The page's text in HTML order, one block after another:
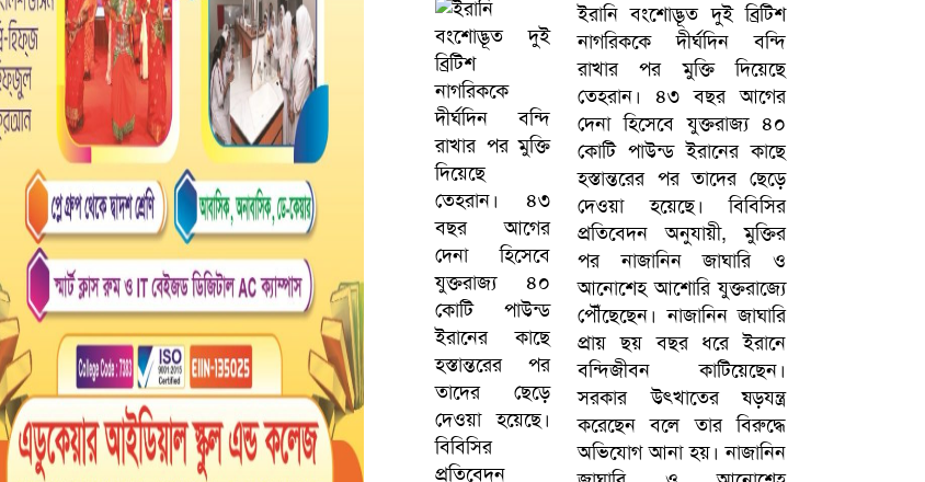
ইরানি বংশোদ্ভূত দুই ব্রিটিশ
নাগরিককে দীর্ঘদিন বন্দি
রাখার পর মুক্তি দিয়েছে
তেহরান। ৪৩ বছর আগের
দেনা হিসেবে যুক্তরাজ্য ৪০
কোটি পাউন্ড ইরানের কাছে
হস্তান্তরের পর তাদের ছেড়ে
দেওয়া হয়েছে। বিবিসির
প্রতিবেদন অনুযায়ী, মুক্তির
পর নাজানিন জাঘারি ও
আনোশেহ আশোরি যুক্তরাজ্যে
পৌঁছেছেন। নাজানিন জাঘারি
প্রায় ছয় বছর ধরে ইরানে
বন্দিজীবন কাটিয়েছেন।
সরকার উৎখাতের ষড়যন্ত্র
করেছেন বলে তার বিরুদ্ধে
অভিযোগ আনা হয়। নাজানিন